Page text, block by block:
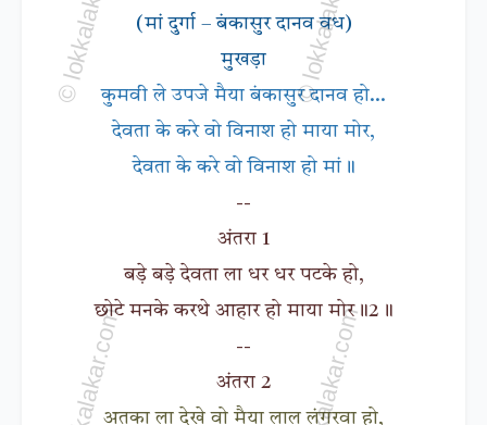
(मां दुर्गा – बंकासुर दानव वध)
मुखड़ा
कुमवी ले उपजे मैया बंकासुर दानव हो...
देवता के करे वो विनाश हो माया मोर,
देवता के करे वो विनाश हो मां॥
--
अंतरा 1
बड़े बड़े देवता ला धर धर पटके हो,
छोटे मनके करथे आहार हो माया मोर॥2॥
--
अंतरा 2
अतका ला देखे वो मैया लाल लंगुरवा हो,